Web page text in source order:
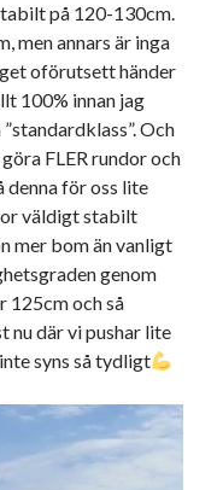
på 120-130cm.
men annars är inga
oförutsett händer
100% innan jag
Och
FLER rundor och
för oss lite
väldigt stabilt
mer bom än vanligt
genom
125cm och så
nu där vi pushar lite
syns så tydligt